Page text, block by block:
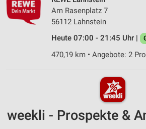
Am Rasenplatz 7
56112 Lahnstein
Heute 07:00 - 21:45 Uhr |
470,19 km • Angebote: 2
weekli - Prospekte &